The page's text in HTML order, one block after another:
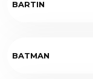
BARTIN
BATMAN